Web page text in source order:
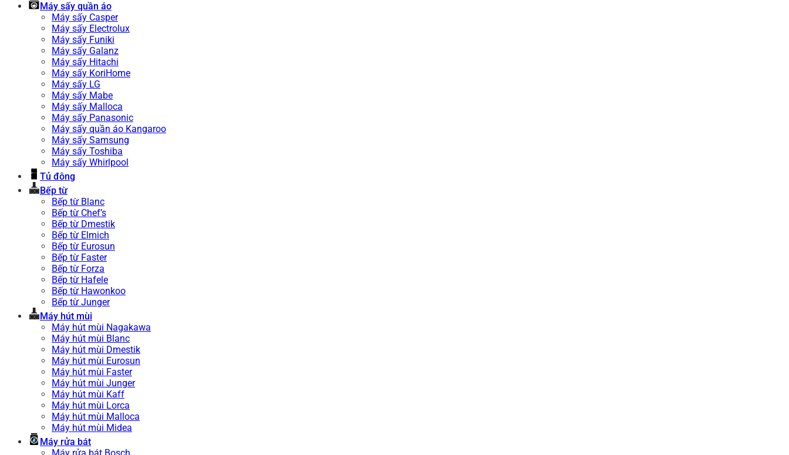
Máy sấy quần áo
Máy sấy Casper
Máy sấy Electrolux
Máy sấy Funiki
Máy sấy Galanz
Máy sấy Hitachi
Máy sấy KoriHome
Máy sấy LG
Máy sấy Mabe
Máy sấy Malloca
Máy sấy Panasonic
Máy sấy quần áo Kangaroo
Máy sấy Samsung
Máy sấy Toshiba
Máy sấy Whirlpool
Tủ đông
Bếp từ
Bếp từ Blanc
Bếp từ Chef’s
Bếp từ Dmestik
Bếp từ Elmich
Bếp từ Eurosun
Bếp từ Faster
Bếp từ Forza
Bếp từ Hafele
Bếp từ Hawonkoo
Bếp từ Junger
Máy hút mùi
Máy hút mùi Nagakawa
Máy hút mùi Blanc
Máy hút mùi Dmestik
Máy hút mùi Eurosun
Máy hút mùi Faster
Máy hút mùi Junger
Máy hút mùi Kaff
Máy hút mùi Lorca
Máy hút mùi Malloca
Máy hút mùi Midea
Máy rửa bát